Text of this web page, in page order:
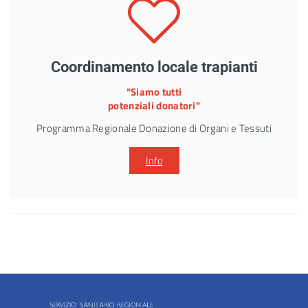
Coordinamento locale trapianti
"Siamo tutti
potenziali donatori"
Programma Regionale Donazione di Organi e Tessuti
Info